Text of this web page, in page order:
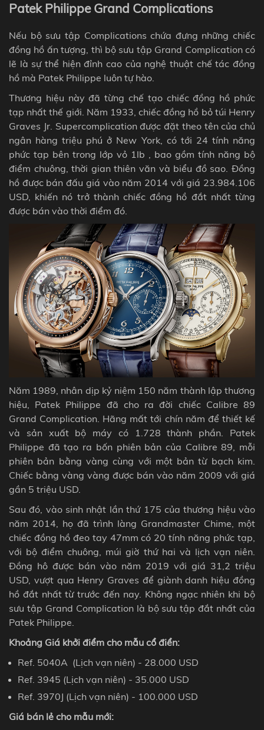
Patek Philippe Grand Complications
Nếu bộ sưu tập Complications chứa đựng những chiếc
đồng hồ ấn tượng, thì bộ sưu tập Grand Complication có
lẽ là sự thể hiện đỉnh cao của nghệ thuật chế tác đồng
hồ mà Patek Philippe luôn tự hào.
Thương hiệu này đã từng chế tạo chiếc đồng hồ phức
tạp nhất thế giới. Năm 1933, chiếc đồng hồ bỏ túi Henry
Graves Jr. Supercomplication được đặt theo tên của chủ
ngân hàng triệu phú ở New York, có tới 24 tính năng
phức tạp bên trong lớp vỏ 1lb , bao gồm tính năng bộ
điểm chuông, thời gian thiên văn và biểu đồ sao. Đồng
hồ được bán đấu giá vào năm 2014 với giá 23.984.106
USD, khiến nó trở thành chiếc đồng hồ đắt nhất từng
được bán vào thời điểm đó.
Năm 1989, nhân dịp kỷ niệm 150 năm thành lập thương
hiệu, Patek Philippe đã cho ra đời chiếc Calibre 89
Grand Complication. Hãng mất tới chín năm để thiết kế
và sản xuất bộ máy có 1.728 thành phần. Patek
Philippe đã tạo ra bốn phiên bản của Calibre 89, mỗi
phiên bản bằng vàng cùng với một bản từ bạch kim.
Chiếc bằng vàng vàng được bán vào năm 2009 với giá
gần 5 triệu USD.
Sau đó, vào sinh nhật lần thứ 175 của thương hiệu vào
năm 2014, họ đã trình làng Grandmaster Chime, một
chiếc đồng hồ đeo tay 47mm có 20 tính năng phức tạp,
với bộ điểm chuông, múi giờ thứ hai và lịch vạn niên.
Đồng hô được bán vào năm 2019 với giá 31,2 triệu
USD, vượt qua Henry Graves để giành danh hiệu đồng
hồ đắt nhất từ ​​trước đến nay. Không ngạc nhiên khi bộ
sưu tập Grand Complication là bộ sưu tập đắt nhất của
Patek Philippe.
Khoảng Giá khởi điểm cho mẫu cổ điển:
Ref. 5040A (Lịch vạn niên) - 28.000 USD
Ref. 3945 (Lịch vạn niên) - 35.000 USD
Ref. 3970J (Lịch vạn niên) - 100.000 USD
Giá bán lẻ cho mẫu mới: